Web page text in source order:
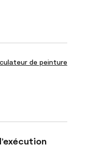
de peinture